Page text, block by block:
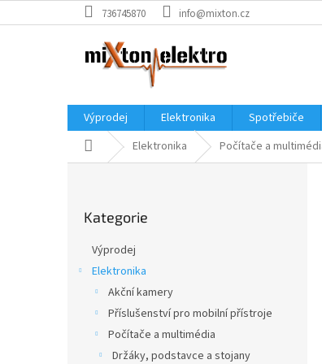
na
736745870 info@mixton.cz
Výprodej Elektronika Spotřebiče
Domů Elektronika Počítače a
kategorie
Kategorie
Výprodej
Elektronika
Akční kamery
Příslušenství pro mobilní přístroje
Počítače a multimédia
Držáky, podstavce a stojany